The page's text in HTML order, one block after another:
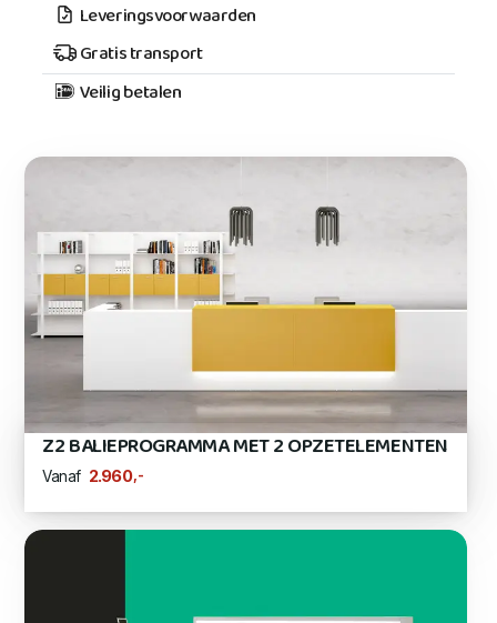
Leveringsvoorwaarden
Gratis transport
Veilig betalen
Z2 BALIEPROGRAMMA MET 2 OPZETELEMENTEN
Vanaf 2.960 ,-